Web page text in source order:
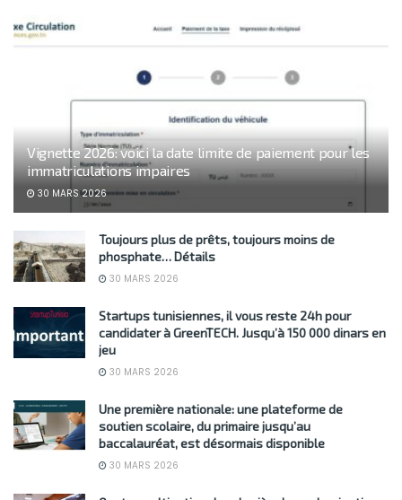
Vignette 2026: voici la date limite de paiement pour les
immatriculations impaires
30 MARS 2026
Toujours plus de prêts, toujours moins de
phosphate… Détails
30 MARS 2026
Startups tunisiennes, il vous reste 24h pour
candidater à GreenTECH. Jusqu’à 150 000 dinars en
jeu
30 MARS 2026
Une première nationale: une plateforme de
soutien scolaire, du primaire jusqu’au
baccalauréat, est désormais disponible
30 MARS 2026